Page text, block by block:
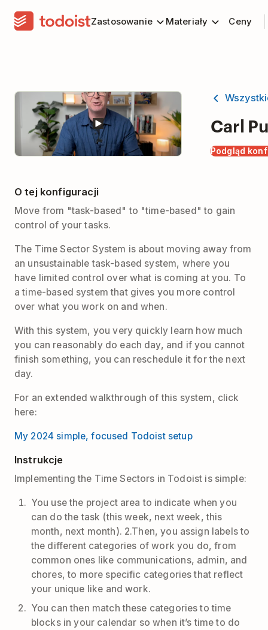
Zastosowanie Materiały Ceny
Carl
Podgląd
O tej konfiguracji
Move from "task-based" to "time-based" to gain
control of your tasks.
The Time Sector System is about moving away from
an unsustainable task-based system, where you
have limited control over what is coming at you. To
a time-based system that gives you more control
over what you work on and when.
With this system, you very quickly learn how much
you can reasonably do each day, and if you cannot
finish something, you can reschedule it for the next
day.
For an extended walkthrough of this system, click
here:
My 2024 simple, focused Todoist setup
Instrukcje
Implementing the Time Sectors in Todoist is simple:
You use the project area to indicate when you
can do the task (this week, next week, this
month, next month). 2.Then, you assign labels to
the different categories of work you do, from
common ones like communications, admin, and
chores, to more specific categories that reflect
your unique like and work.
You can then match these categories to time
blocks in your calendar so when it’s time to do